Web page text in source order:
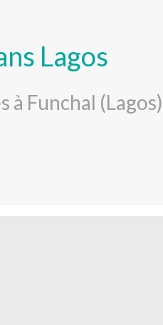
Lagos
à Funchal (Lagos)